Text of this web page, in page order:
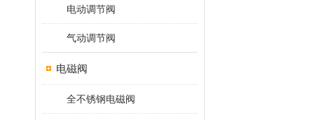
电动调节阀
气动调节阀
电磁阀
全不锈钢电磁阀